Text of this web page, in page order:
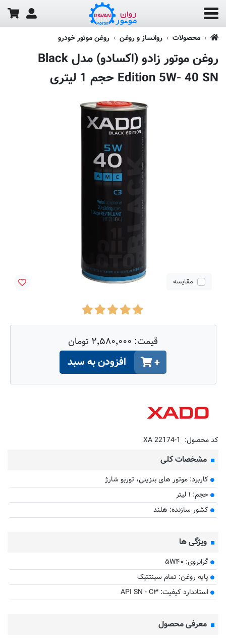
محصولات روانساز و روغن روغن موتور خودرو
روغن موتور زادو (اکسادو) مدل Black
Edition 5W- 40 SN حجم 1 لیتری
مقایسه
قیمت: ۲٬۵۸۰٬۰۰۰ تومان
+ افزودن به سبد
کد محصول: XA 22174-1
مشخصات کلی
کاربرد: موتور های بنزینی، توربو شارژ
حجم: ۱ لیتر
کشور سازنده: هلند
ویژگی ها
گرانروی: ۵W۴۰
پایه روغن: تمام سینتتیک
استاندارد کیفیت: API SN - C۳
معرفی محصول